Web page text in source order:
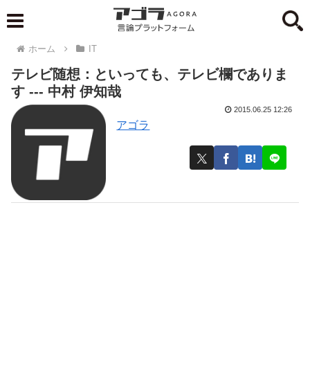
ホーム IT
テレビ随想：といっても、テレビ欄でありま
す --- 中村 伊知哉
アゴラ
2015.06.25 12:26